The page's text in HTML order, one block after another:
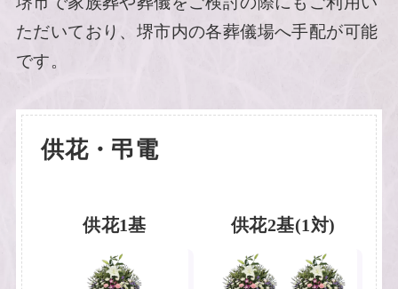
ただいており、堺市内の各葬儀場へ手配が可能
です。
供花・弔電
供花1基 供花2基(1対)